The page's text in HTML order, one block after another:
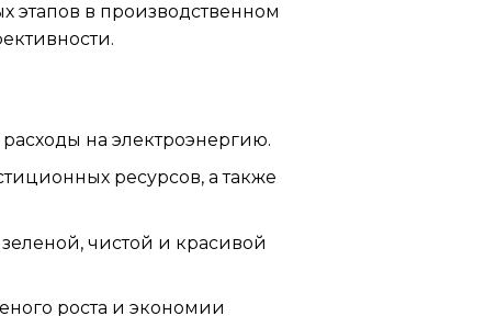
этапов в производственном
на электроэнергию.
ресурсов, а также
чистой и красивой
роста и экономии